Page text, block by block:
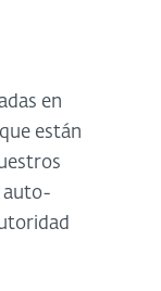
en
están
auto-